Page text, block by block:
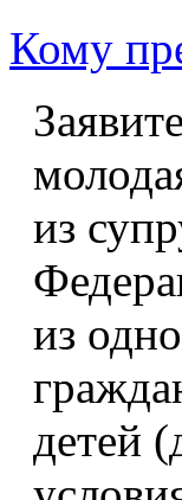
Кому
из
из
детей